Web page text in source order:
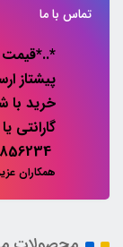
تماس با ما
*..*قیمت
پیشتاز
خرید با
همکاران